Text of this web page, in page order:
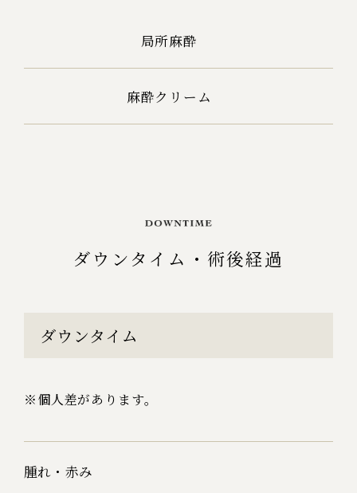
局所麻酔
麻酔クリーム
ダウンタイム・術後経過
ダウンタイム
※個人差があります。
腫れ・赤み